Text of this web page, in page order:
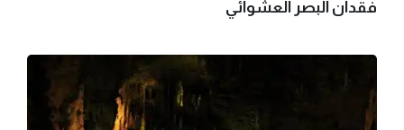
فقدان البصر العشوائي